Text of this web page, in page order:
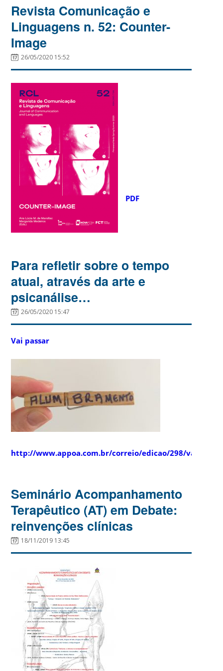
Revista Comunicação e
Linguagens n. 52: Counter-
Image
26/05/2020 15:52
PDF
Para refletir sobre o tempo
atual, através da arte e
psicanálise…
26/05/2020 15:47
Vai passar
http://www.appoa.com.br/correio/edicao/298/
Seminário Acompanhamento
Terapêutico (AT) em Debate:
reinvenções clínicas
18/11/2019 13:45